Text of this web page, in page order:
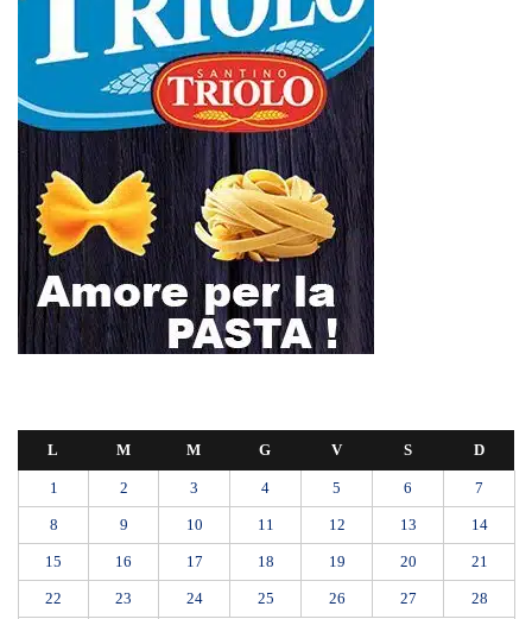
L M M G V S D
1 2 3 4 5 6 7
8 9 10 11 12 13 14
15 16 17 18 19 20 21
22 23 24 25 26 27 28